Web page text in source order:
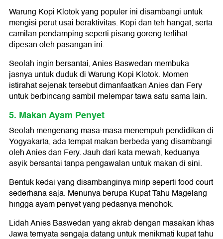
Warung Kopi Klotok yang populer ini disambangi untuk
mengisi perut usai beraktivitas. Kopi dan teh hangat, serta
camilan pendamping seperti pisang goreng terlihat
dipesan oleh pasangan ini.
Seolah ingin bersantai, Anies Baswedan membuka
jasnya untuk duduk di Warung Kopi Klotok. Momen
istirahat sejenak tersebut dimanfaatkan Anies dan Fery
untuk berbincang sambil melempar tawa satu sama lain.
5. Makan Ayam Penyet
Seolah mengenang masa-masa menempuh pendidikan di
Yogyakarta, ada tempat makan berbeda yang disambangi
oleh Anies dan Fery. Jauh dari kata mewah, keduanya
asyik bersantai tanpa pengawalan untuk makan di sini.
Bentuk kedai yang disambanginya mirip seperti food court
sederhana saja. Menunya berupa Kupat Tahu Magelang
hingga ayam penyet yang pedasnya menohok.
Lidah Anies Baswedan yang akrab dengan masakan khas
Jawa ternyata sengaja datang untuk menikmati kupat tahu